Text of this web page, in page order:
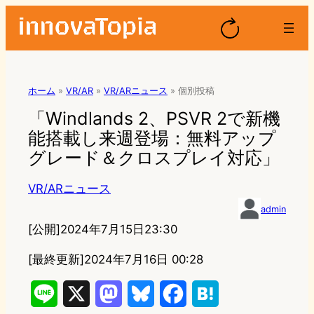
ホーム » VR/AR » VR/ARニュース » 個別投稿
「Windlands 2、PSVR 2で新機
能搭載し来週登場：無料アップ
グレード＆クロスプレイ対応」
VR/ARニュース
admin
[公開]2024年7月15日23:30
[最終更新]2024年7月16日 00:28